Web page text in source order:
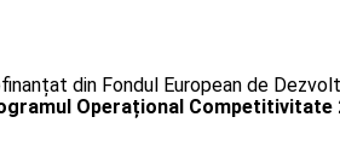
din Fondul European de
Operațional Competitivitate